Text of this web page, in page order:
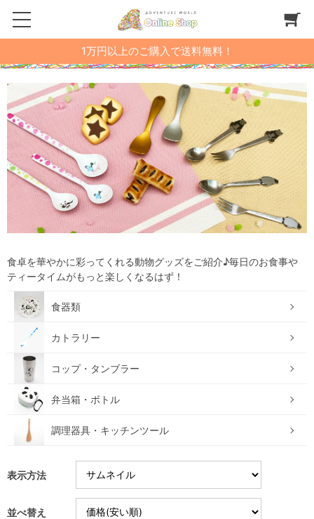
1万円以上のご購入で送料無料！
食卓を華やかに彩ってくれる動物グッズをご紹介♪毎日のお食事や
ティータイムがもっと楽しくなるはず！
食器類
カトラリー
コップ・タンブラー
弁当箱・ボトル
調理器具・キッチンツール
表示方法
並べ替え